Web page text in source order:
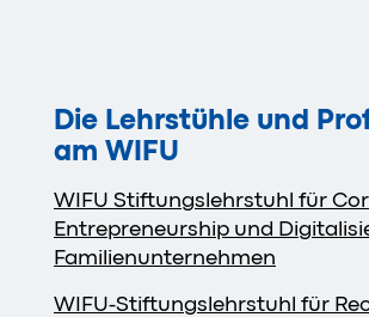
Die Lehrstühle und
am WIFU
WIFU Stiftungslehrstuhl für
Entrepreneurship und
Familienunternehmen
WIFU-Stiftungslehrstuhl für